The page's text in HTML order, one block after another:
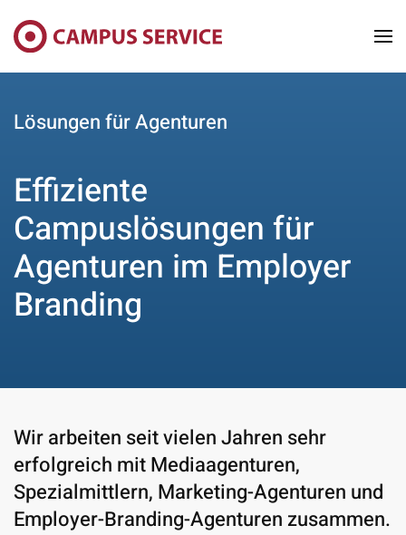
Skip to main content
Lösungen für Agenturen
Effiziente
Campuslösungen für
Agenturen im Employer
Branding
Wir arbeiten seit vielen Jahren sehr
erfolgreich mit Mediaagenturen,
Spezialmittlern, Marketing-Agenturen und
Employer-Branding-Agenturen zusammen.